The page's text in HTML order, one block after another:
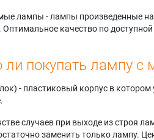
лампы - лампы произведенные на
качество по доступной
покупать лампу с
- пластиковый корпус в
случаев при выходе из строя
заменить только лампу.